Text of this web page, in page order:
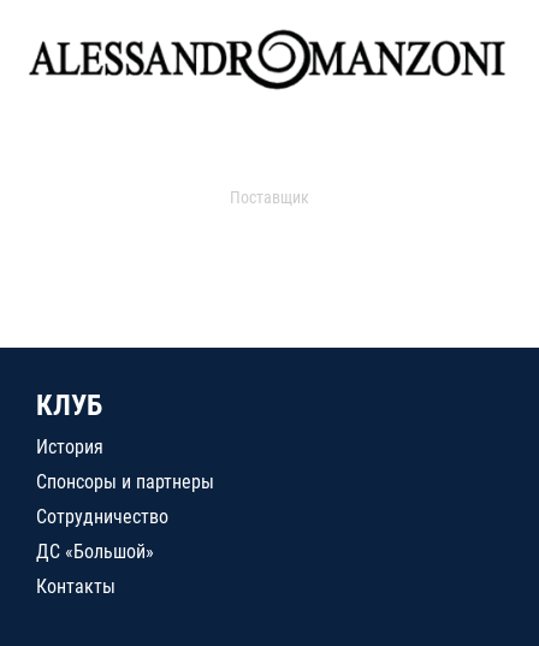
Поставщик
КЛУБ
История
Спонсоры и партнеры
Сотрудничество
ДС «Большой»
Контакты